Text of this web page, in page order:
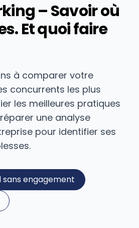
– Savoir où
Et quoi faire
à comparer votre
concurrents les plus
les meilleures pratiques
une analyse
pour identifier ses
sans engagement